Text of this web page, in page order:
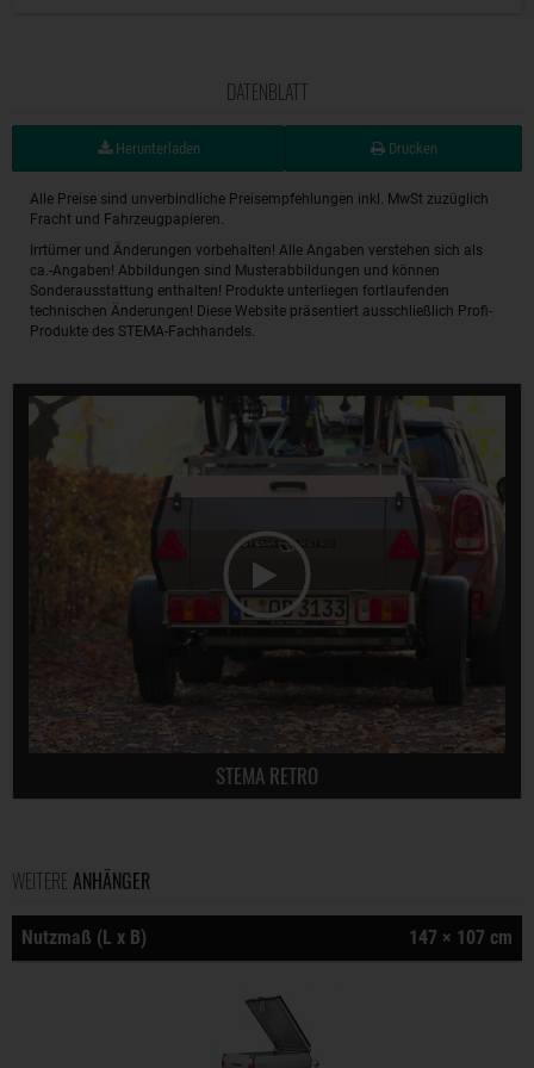
DATENBLATT
Herunterladen Drucken
Alle Preise sind unverbindliche Preisempfehlungen inkl. MwSt zuzüglich
Fracht und Fahrzeugpapieren.
Irrtümer und Änderungen vorbehalten! Alle Angaben verstehen sich als
ca.-Angaben! Abbildungen sind Musterabbildungen und können
Sonderausstattung enthalten! Produkte unterliegen fortlaufenden
technischen Änderungen! Diese Website präsentiert ausschließlich Profi-
Produkte des STEMA-Fachhandels.
STEMA RETRO
WEITERE ANHÄNGER
Nutzmaß (L x B) 147 × 107 cm